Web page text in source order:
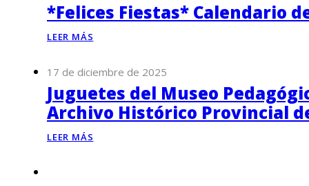
*Felices Fiestas* Calendario
LEER MÁS
17 de diciembre de 2025
Juguetes del Museo
Archivo Histórico Provincial
LEER MÁS